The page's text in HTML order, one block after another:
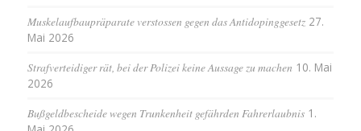
Muskelaufbaupräparate verstossen gegen das Antidopinggesetz 27.
Mai 2026
Strafverteidiger rät, bei der Polizei keine Aussage zu machen 10. Mai
2026
Bußgeldbescheide wegen Trunkenheit gefährden Fahrerlaubnis 1.